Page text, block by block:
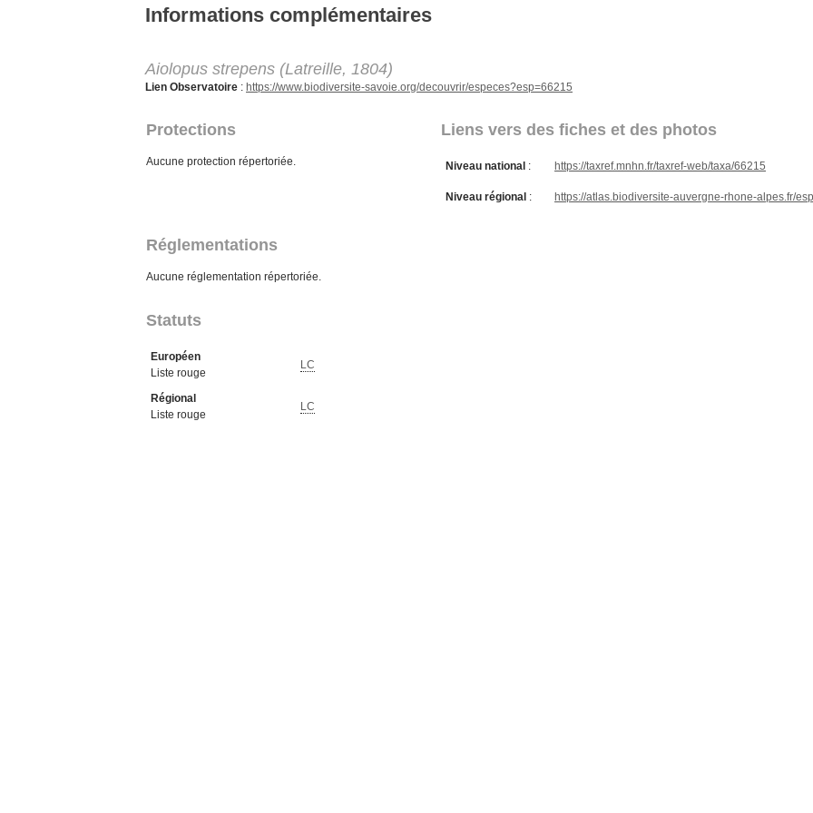
Informations complémentaires
Aiolopus strepens (Latreille, 1804)
Lien Observatoire : https://www.biodiversite-savoie.org/decouvrir/especes?esp=66215
Protections Liens vers des fiches et des photos
Aucune protection répertoriée. Niveau national : https://taxref.mnhn.fr/taxref-web/taxa/66215
Niveau régional : https://atlas.biodiversite-auvergne-rhone-alpes.fr/
Réglementations
Aucune réglementation répertoriée.
Statuts
Européen
Liste rouge
LC
Régional
Liste rouge
LC